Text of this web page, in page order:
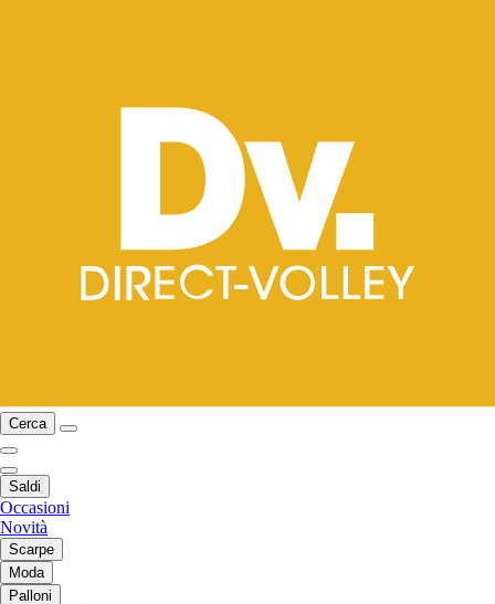
Cerca
Saldi
Occasioni
Novità
Scarpe
Moda
Palloni